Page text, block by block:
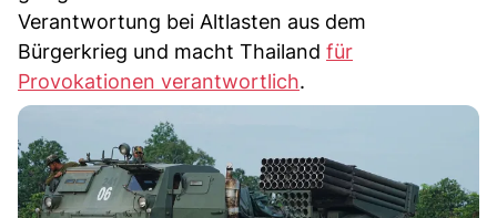
Verantwortung bei Altlasten aus dem
Bürgerkrieg und macht Thailand für
Provokationen verantwortlich.